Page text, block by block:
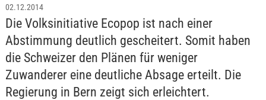
02.12.2014
Die Volksinitiative Ecopop ist nach einer
Abstimmung deutlich gescheitert. Somit haben
die Schweizer den Plänen für weniger
Zuwanderer eine deutliche Absage erteilt. Die
Regierung in Bern zeigt sich erleichtert.